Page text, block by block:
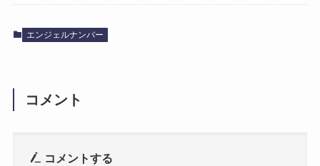
エンジェルナンバー
コメント
コメントする